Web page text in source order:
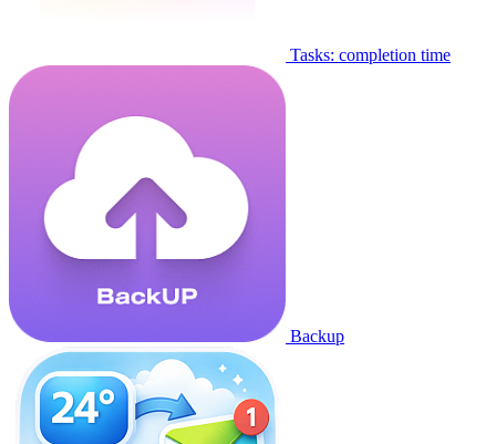
Tasks: completion time
Backup